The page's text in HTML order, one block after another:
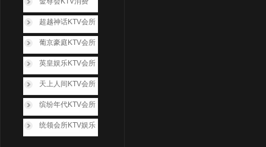
超越神话KTV会所
葡京豪庭KTV会所
英皇娱乐KTV会所
天上人间KTV会所
缤纷年代KTV会所
统领会所KTV娱乐